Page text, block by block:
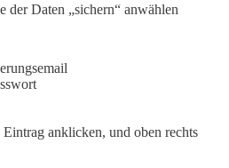
der Daten „sichern“ anwählen
anklicken, und oben rechts